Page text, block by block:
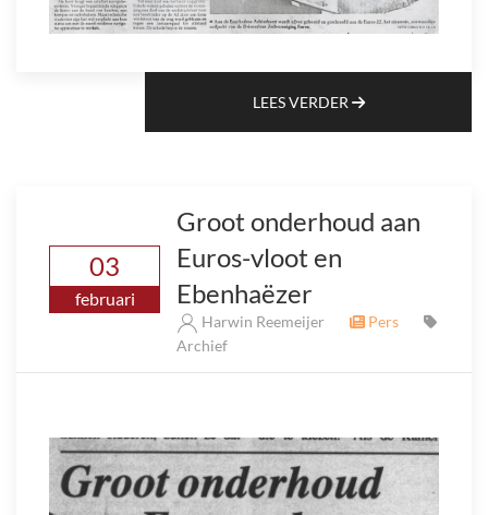
LEES VERDER
03
februari
Groot onderhoud aan
Euros-vloot en
Ebenhaëzer
Harwin Reemeijer
Pers
Archief